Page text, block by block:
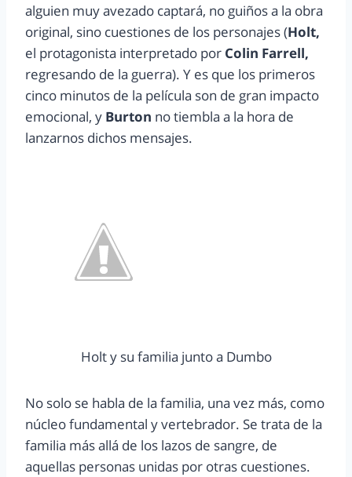
alguien muy avezado captará, no guiños a la obra
original, sino cuestiones de los personajes (Holt,
el protagonista interpretado por Colin Farrell,
regresando de la guerra). Y es que los primeros
cinco minutos de la película son de gran impacto
emocional, y Burton no tiembla a la hora de
lanzarnos dichos mensajes.
Holt y su familia junto a Dumbo
No solo se habla de la familia, una vez más, como
núcleo fundamental y vertebrador. Se trata de la
familia más allá de los lazos de sangre, de
aquellas personas unidas por otras cuestiones.